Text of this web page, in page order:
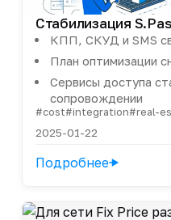
Стабилизация
КПП, СКУД и SMS
План оптимизации
Сервисы доступа
сопровождении
#cost#integration#real-
2025-01-22
Подробнее